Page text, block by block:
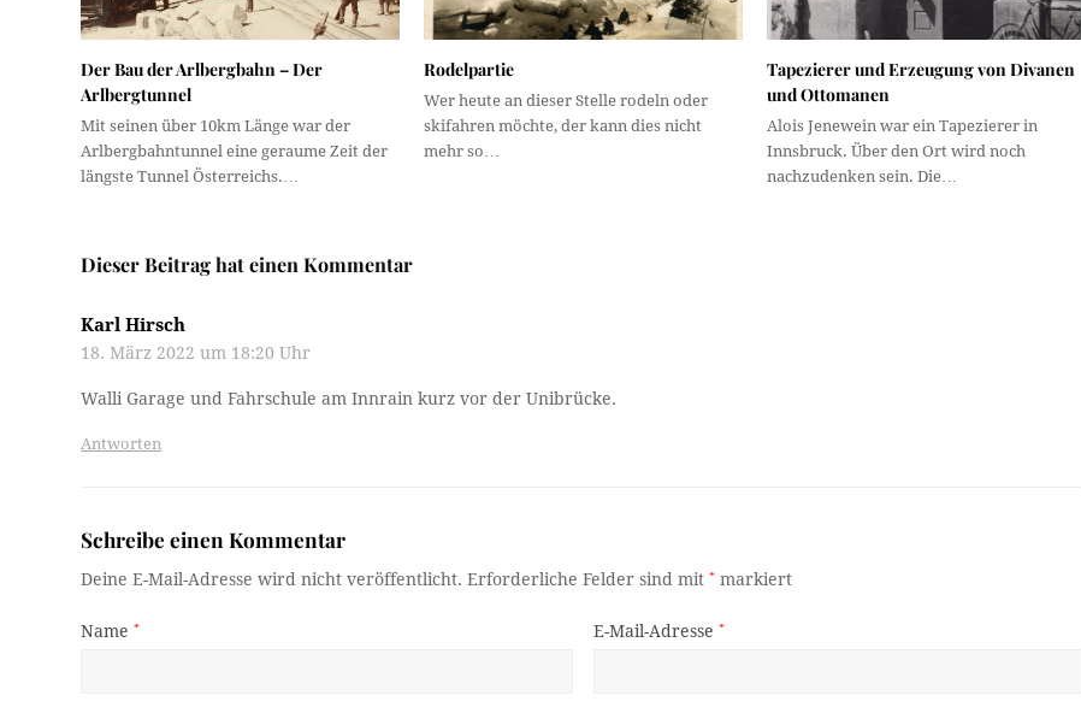
Der Bau der Arlbergbahn – Der
Arlbergtunnel
Mit seinen über 10km Länge war der
Arlbergbahntunnel eine geraume Zeit der
längste Tunnel Österreichs.…
Rodelpartie
Wer heute an dieser Stelle rodeln oder
skifahren möchte, der kann dies nicht
mehr so…
Tapezierer und Erzeugung von Divanen
und Ottomanen
Alois Jenewein war ein Tapezierer in
Innsbruck. Über den Ort wird noch
nachzudenken sein. Die…
Dieser Beitrag hat einen Kommentar
Karl Hirsch
18. März 2022 um 18:20 Uhr
Walli Garage und Fahrschule am Innrain kurz vor der Unibrücke.
Antworten
Schreibe einen Kommentar
Deine E-Mail-Adresse wird nicht veröffentlicht. Erforderliche Felder sind mit* markiert
Name* E-Mail-Adresse *